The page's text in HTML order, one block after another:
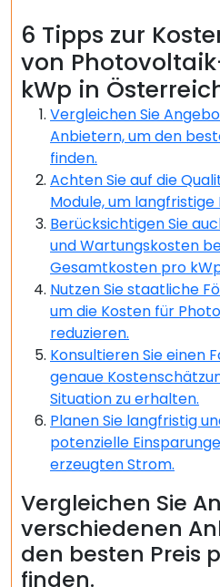
6 Tipps zur
von
kWp in
Vergleichen Sie
Anbietern, um den
finden.
Achten Sie auf die
Module, um
Berücksichtigen Sie
und Wartungskosten
Gesamtkosten pro
Nutzen Sie staatliche
um die Kosten für
reduzieren.
Konsultieren Sie einen
genaue
Situation zu erhalten.
Planen Sie langfristig
potenzielle
erzeugten Strom.
Vergleichen Sie
verschiedenen
den besten Preis
finden.